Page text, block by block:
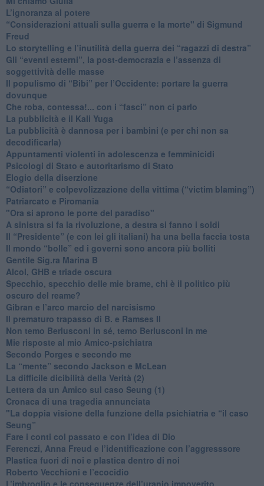
L’ignoranza al potere
​“Considerazioni attuali sulla guerra e la morte" di Sigmund
Freud
​Lo storytelling e l’inutilità della guerra dei “ragazzi di destra”
​Gli “eventi esterni”, la post-democrazia e l’assenza di
soggettività delle masse
​Il populismo di “Bibi” per l’Occidente: portare la guerra
dovunque
​Che roba, contessa!... con i “fasci” non ci parlo
La pubblicità e il Kali Yuga
​La pubblicità è dannosa per i bambini (e per chi non sa
decodificarla)
​Appuntamenti violenti in adolescenza e femminicidi
​Psicologi di Stato e autoritarismo di Stato
Elogio della diserzione
“Odiatori” e colpevolizzazione della vittima (“victim blaming”)
​Patriarcato e Piromania
"Ora si aprono le porte del paradiso"
​A sinistra si fa la rivoluzione, a destra si fanno i soldi
​Il “Presidente” (e con lei gli italiani) ha una bella faccia tosta
​Il mondo “bolle” ed i governi sono ancora più bolliti
​Gentile Sig.ra Marina B
​Alcol, GHB e triade oscura
​Specchio, specchio delle mie brame, chi è il politico più
oscuro del reame?
​Gibran e l’arco marcio del narcisismo
​Il prematuro trapasso di B. e Ramses II
​Non temo Berlusconi in sé, temo Berlusconi in me
​Mie risposte al mio Amico-psichiatra
​Secondo Porges e secondo me
​La “mente” secondo Jackson e McLean
La difficile dicibilità della Verità (2)
​Lettera da un Amico sul caso Seung (1)
​Cronaca di una tragedia annunciata
"​La doppia visione della funzione della psichiatria e “il caso
Seung”
​Fare i conti col passato e con l’idea di Dio
​Ferenczi, Anna Freud e l’identificazione con l’aggresssore
Plastica fuori di noi e plastica dentro di noi
​Roberto Vecchioni e l’ecocidio
​L’imbroglio e le conseguenze dell’uranio impoverito